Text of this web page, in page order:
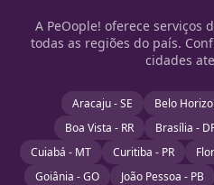
A PeOople! oferece serviços
todas as regiões do país.
cidades
Aracaju - SE Belo
Boa Vista - RR
Brasília -
Cuiabá - MT
Curitiba - PR
Goiânia - GO
João Pessoa - PB